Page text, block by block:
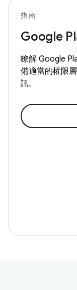
指南
Google
瞭解 Google
備適當的權限
訊。